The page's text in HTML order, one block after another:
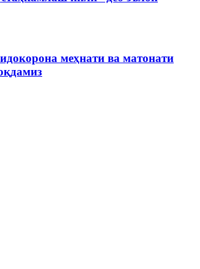
меҳнати ва матонати